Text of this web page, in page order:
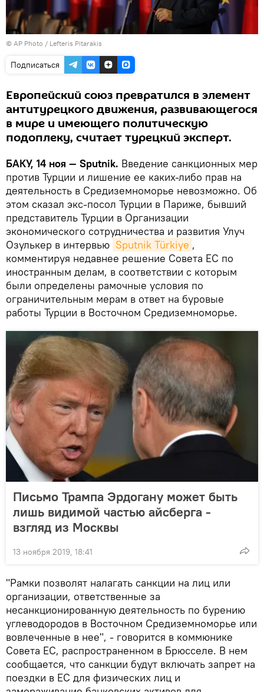
© AP Photo / Lefteris Pitarakis
Подписаться
Европейский союз превратился в элемент
антитурецкого движения, развивающегося
в мире и имеющего политическую
подоплеку, считает турецкий эксперт.
БАКУ, 14 ноя — Sputnik. Введение санкционных мер
против Турции и лишение ее каких-либо прав на
деятельность в Средиземноморье невозможно. Об
этом сказал экс-посол Турции в Париже, бывший
представитель Турции в Организации
экономического сотрудничества и развития Улуч
Озулькер в интервью Sputnik Türkiye ,
комментируя недавнее решение Совета ЕС по
иностранным делам, в соответствии с которым
были определены рамочные условия по
ограничительным мерам в ответ на буровые
работы Турции в Восточном Средиземноморье.
Письмо Трампа Эрдогану может быть
лишь видимой частью айсберга -
взгляд из Москвы
13 ноября 2019, 18:41
"Рамки позволят налагать санкции на лиц или
организации, ответственные за
несанкционированную деятельность по бурению
углеводородов в Восточном Средиземноморье или
вовлеченные в нее", - говорится в коммюнике
Совета ЕС, распространенном в Брюсселе. В нем
сообщается, что санкции будут включать запрет на
поездки в ЕС для физических лиц и